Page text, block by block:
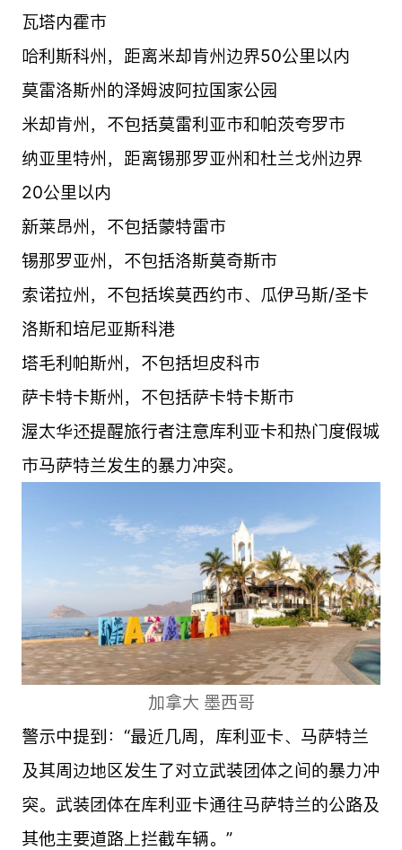
瓦塔内霍市
哈利斯科州，距离米却肯州边界50公里以内
莫雷洛斯州的泽姆波阿拉国家公园
米却肯州，不包括莫雷利亚市和帕茨夸罗市
纳亚里特州，距离锡那罗亚州和杜兰戈州边界
20公里以内
新莱昂州，不包括蒙特雷市
锡那罗亚州，不包括洛斯莫奇斯市
索诺拉州，不包括埃莫西约市、瓜伊马斯/圣卡
洛斯和培尼亚斯科港
塔毛利帕斯州，不包括坦皮科市
萨卡特卡斯州，不包括萨卡特卡斯市
渥太华还提醒旅行者注意库利亚卡和热门度假城
市马萨特兰发生的暴力冲突。
加拿大 墨西哥
警示中提到：“最近几周，库利亚卡、马萨特兰
及其周边地区发生了对立武装团体之间的暴力冲
突。武装团体在库利亚卡通往马萨特兰的公路及
其他主要道路上拦截车辆。”